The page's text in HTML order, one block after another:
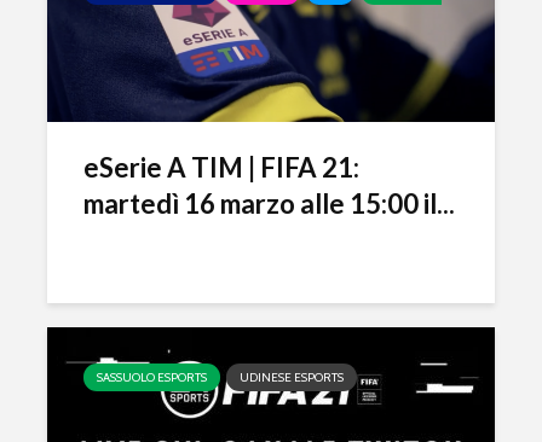
eSerie A TIM | FIFA 21:
martedì 16 marzo alle 15:00 il...
SASSUOLO ESPORTS UDINESE ESPORTS